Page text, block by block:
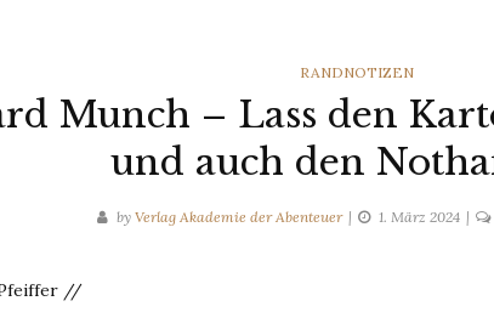
CATEGORIES
RANDNOTIZEN
Munch – Lass den
und auch den
by Verlag Akademie der Abenteuer 1. März 2024
//